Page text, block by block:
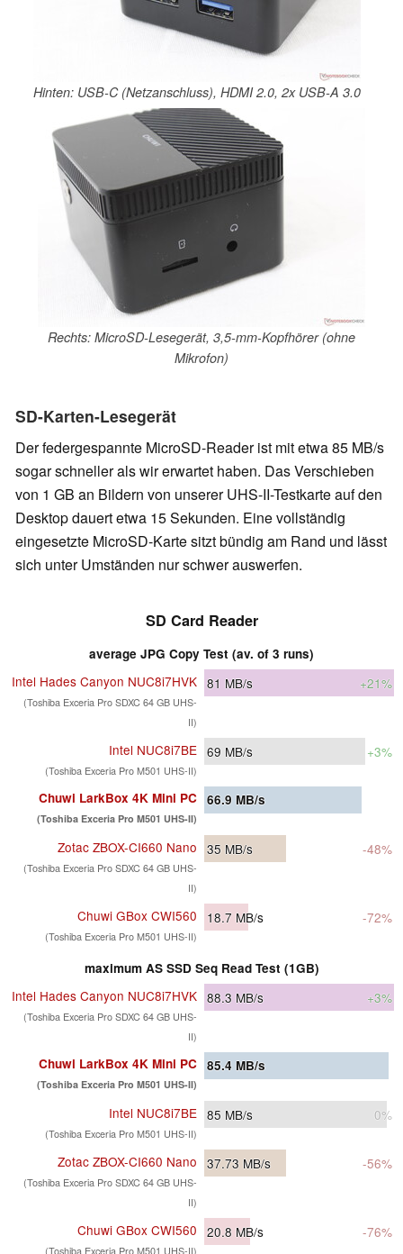
Hinten: USB-C (Netzanschluss), HDMI 2.0, 2x USB-A 3.0
Rechts: MicroSD-Lesegerät, 3,5-mm-Kopfhörer (ohne
Mikrofon)
SD-Karten-Lesegerät
Der federgespannte MicroSD-Reader ist mit etwa 85 MB/s
sogar schneller als wir erwartet haben. Das Verschieben
von 1 GB an Bildern von unserer UHS-II-Testkarte auf den
Desktop dauert etwa 15 Sekunden. Eine vollständig
eingesetzte MicroSD-Karte sitzt bündig am Rand und lässt
sich unter Umständen nur schwer auswerfen.
SD Card Reader
average JPG Copy Test (av. of 3 runs)
Intel Hades Canyon NUC8i7HVK
(Toshiba Exceria Pro SDXC 64 GB UHS-
II)
81 MB/s +21%
Intel NUC8i7BE
(Toshiba Exceria Pro M501 UHS-II)
69 MB/s +3%
Chuwi LarkBox 4K Mini PC
(Toshiba Exceria Pro M501 UHS-II)
66.9 MB/s
Zotac ZBOX-CI660 Nano
(Toshiba Exceria Pro SDXC 64 GB UHS-
II)
35 MB/s -48%
Chuwi GBox CWI560
(Toshiba Exceria Pro M501 UHS-II)
18.7 MB/s -72%
maximum AS SSD Seq Read Test (1GB)
Intel Hades Canyon NUC8i7HVK
(Toshiba Exceria Pro SDXC 64 GB UHS-
II)
88.3 MB/s +3%
Chuwi LarkBox 4K Mini PC
(Toshiba Exceria Pro M501 UHS-II)
85.4 MB/s
Intel NUC8i7BE
(Toshiba Exceria Pro M501 UHS-II)
85 MB/s 0%
Zotac ZBOX-CI660 Nano
(Toshiba Exceria Pro SDXC 64 GB UHS-
II)
37.73 MB/s -56%
Chuwi GBox CWI560
(Toshiba Exceria Pro M501 UHS-II)
20.8 MB/s -76%